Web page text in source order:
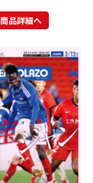
商品詳細へ